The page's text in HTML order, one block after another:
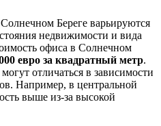
Береге варьируются
недвижимости и вида
офиса в Солнечном
евро за квадратный метр.
отличаться в зависимости
Например, в центральной
выше из-за высокой